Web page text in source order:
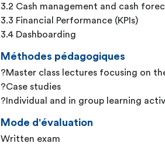
3.2 Cash management and cash
3.3 Financial Performance (KPIs)
3.4 Dashboarding
Méthodes pédagogiques
?Master class lectures focusing on
?Case studies
?Individual and in group learning
Mode d'évaluation
Written exam